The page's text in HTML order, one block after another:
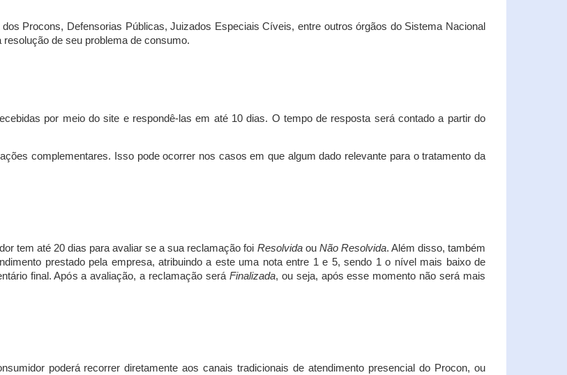
Procons, Defensorias Públicas, Juizados Especiais Cíveis, entre outros órgãos do Sistema Nacional
de seu problema de consumo.
por meio do site e respondê-las em até 10 dias. O tempo de resposta será contado a partir do
complementares. Isso pode ocorrer nos casos em que algum dado relevante para o tratamento da
tem até 20 dias para avaliar se a sua reclamação foi Resolvidaou Não Resolvida. Além disso, também
prestado pela empresa, atribuindo a este uma nota entre 1 e 5, sendo 1 o nível mais baixo de
final. Após a avaliação, a reclamação será Finalizada, ou seja, após esse momento não será mais
poderá recorrer diretamente aos canais tradicionais de atendimento presencial do Procon, ou